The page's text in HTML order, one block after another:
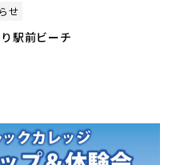
せ
駅前ビーチ